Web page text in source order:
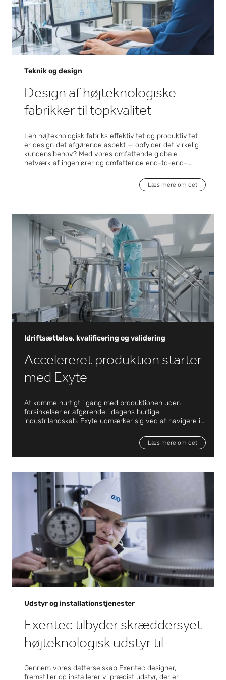
stræber vi efter at overgå forventningerne og
levere innovative løsninger, der skaber fremgang
og udvikling i forskellige brancher.
Teknik og design
Design af højteknologiske
fabrikker til topkvalitet
I en højteknologisk fabriks effektivitet og produktivitet
er design det afgørende aspekt — opfylder det virkelig
kundens’behov? Med vores omfattende globale
netværk af ingeniører og omfattende end-to-end-
det. Det, der kendetegner os, er vores evne til at udvikle
faciliteter, der ikke bare opfylder, men overgår vores
produktionsopsætninger. Fra grundlæggende og
detaljeret ingeniørarbejde til omkostningseffektiv
optimering og leverandørevalueringer leverer Exyte en
omfattende servicepakke, der er skræddersyet præcist
til vores kunders specifikationer.
Læs mere om det
Idriftsættelse, kvalificering og validering
Idriftsættelse, kvalificering og validering
Accelereret produktion starter
med Exyte
At komme hurtigt i gang med produktionen uden
forsinkelser er afgørende i dagens hurtige
industrilandskab. Exyte udmærker sig ved at navigere i
følge af stigende automatisering, nye Industri 4.0-
Læs mere om det
Udstyr og installationstjenester
Exentec tilbyder skræddersyet
højteknologisk udstyr til
præcisionsfremstilling
Gennem vores datterselskab Exentec designer,
fremstiller og installerer vi præcist udstyr, der er